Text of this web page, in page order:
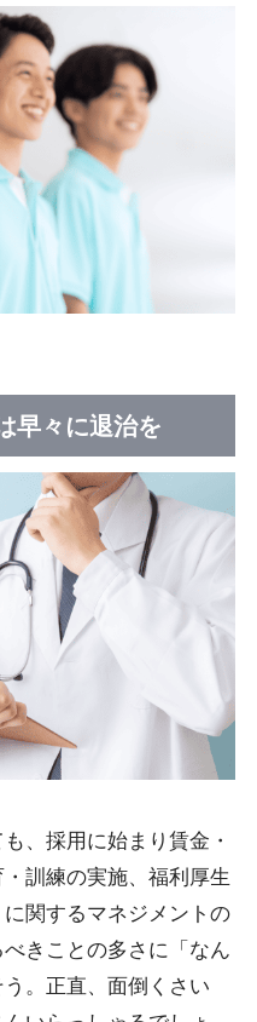
早々に退治を
、採用に始まり賃金・
訓練の実施、福利厚生
関するマネジメントの
きことの多さに「なん
。正直、面倒くさい